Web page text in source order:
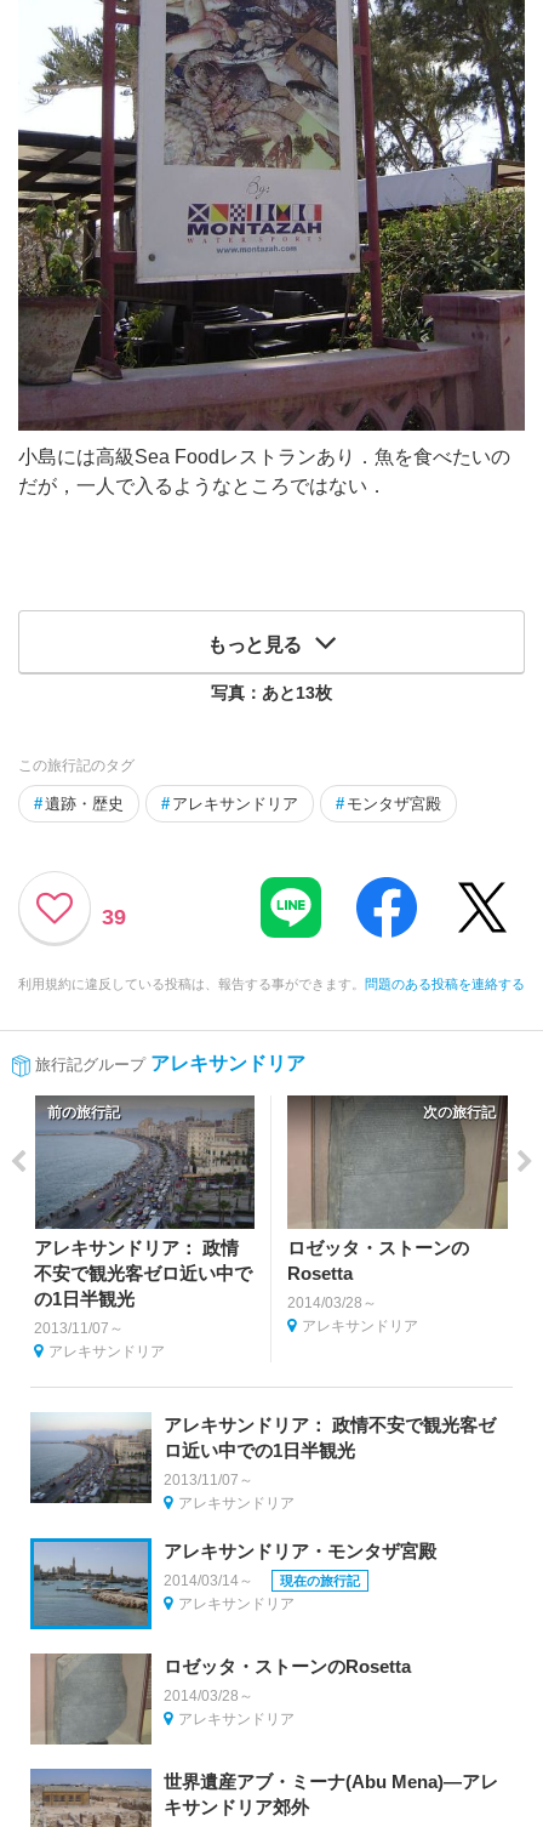
小島には高級Sea Foodレストランあり．魚を食べたいの
だが，一人で入るようなところではない．
もっと見る
写真：あと13枚
この旅行記のタグ
#遺跡・歴史 # アレキサンドリア # モンタザ宮殿
39
利用規約に違反している投稿は、報告する事ができます。 問題のある投稿を連絡する
旅行記グループ アレキサンドリア
前の旅行記
アレキサンドリア： 政情
不安で観光客ゼロ近い中で
の1日半観光
2013/11/07～
アレキサンドリア
次の旅行記
ロゼッタ・ストーンの
Rosetta
2014/03/28～
アレキサンドリア
アレキサンドリア： 政情不安で観光客ゼ
ロ近い中での1日半観光
2013/11/07～
アレキサンドリア
アレキサンドリア・モンタザ宮殿
2014/03/14～ 現在の旅行記
アレキサンドリア
ロゼッタ・ストーンのRosetta
2014/03/28～
アレキサンドリア
世界遺産アブ・ミーナ(Abu Mena)―アレ
キサンドリア郊外